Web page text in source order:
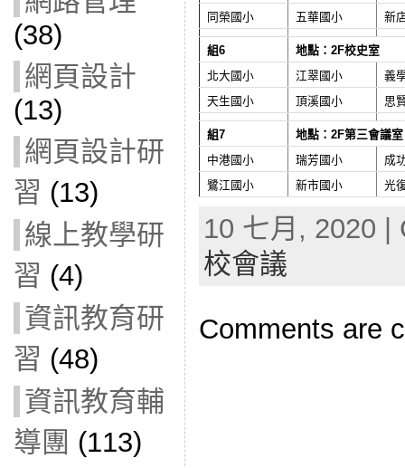
(38)
網頁設計
(13)
網頁設計研
習 (13)
線上教學研
習 (4)
資訊教育研
習 (48)
資訊教育輔
導團 (113)
同榮國小 五華國小 新
組6
地點：2F校史室
北大國小
江翠國小
義
天生國小
頂溪國小 思
組7
地點：2F第三會議室
中港國小
瑞芳國小
成
鷺江國小
新市國小 光
10 七月, 2020
校會議
Comments are